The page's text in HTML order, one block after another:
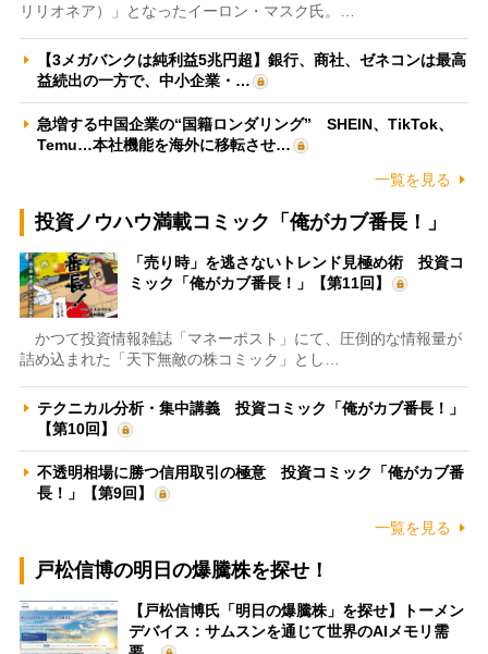
リリオネア）」となったイーロン・マスク氏。…
【3メガバンクは純利益5兆円超】銀行、商社、ゼネコンは最高
益続出の一方で、中小企業・…
急増する中国企業の“国籍ロンダリング” SHEIN、TikTok、
Temu…本社機能を海外に移転させ…
一覧を見る
投資ノウハウ満載コミック「俺がカブ番長！」
「売り時」を逃さないトレンド見極め術 投資コ
ミック「俺がカブ番長！」【第11回】
かつて投資情報雑誌「マネーポスト」にて、圧倒的な情報量が
詰め込まれた「天下無敵の株コミック」とし…
テクニカル分析・集中講義 投資コミック「俺がカブ番長！」
【第10回】
不透明相場に勝つ信用取引の極意 投資コミック「俺がカブ番
長！」【第9回】
一覧を見る
戸松信博の明日の爆騰株を探せ！
【戸松信博氏「明日の爆騰株」を探せ】トーメン
デバイス：サムスンを通じて世界のAIメモリ需